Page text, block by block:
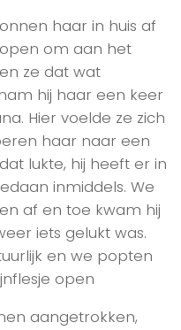
haar in huis af
om aan het
ze dat wat
hij haar een keer
Hier voelde ze zich
haar naar een
lukte, hij heeft er in
inmiddels. We
af en toe kwam hij
iets gelukt was.
en we popten
open
aangetrokken,